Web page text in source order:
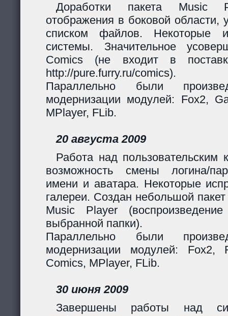
Доработки пакета Music
отображения в боковой области,
списком файлов. Некоторые
системы. Значительное
Comics (не входит в
http://pure.furry.ru/comics).
Параллельно были
модернизации модулей: Fox2,
MPlayer, FLib.
20 августа 2009
Работа над пользовательским
возможность смены логина/
имени и аватара. Некоторые
галереи. Создан небольшой
Music Player
выбранной папки).
Параллельно были
модернизации модулей: Fox2,
Comics, MPlayer, FLib.
30 июня 2009
Завершены работы над